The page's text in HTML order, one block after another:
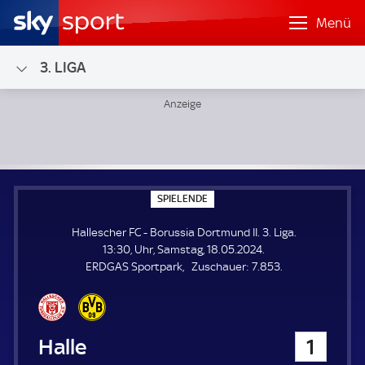
Menü
3. LIGA
SPIELENDE
P
E
L
E
N
Hallescher FC - Borussia Dortmund II. 3. Liga.
13:30, Uhr, Samstag, 18.05.2024.
ERDGAS Sportpark
Zuschauer: Z
7.853.
Hallescher FC 1